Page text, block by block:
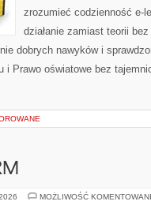
zrozumieć codzienność e-
działanie zamiast teorii
dobrych nawyków i
i Prawo oświatowe bez
MOŻLIWOŚĆ